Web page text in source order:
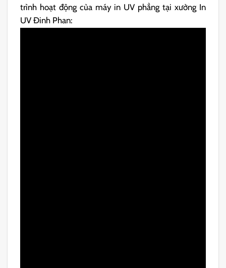
trình hoạt động của máy in UV phẳng tại xưởng In
UV Đinh Phan: